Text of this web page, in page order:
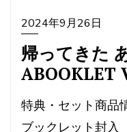
2024年9月26日
帰ってきた
ABOOKLET
特典・セット商品
ブックレット封入